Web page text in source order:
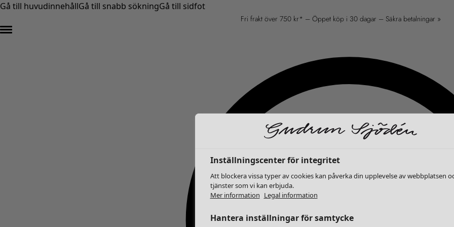
Gå till huvudinnehållGå till snabb sökningGå till sidfot
Fri frakt över 750 kr* – Öppet köp i 30 dagar – Säkra betalningar »
Inställningscenter för integritet
Att blockera vissa typer av cookies kan påverka din upplevelse av webbplatsen
tjänster som vi kan erbjuda.
Mer information Legal information
Hantera inställningar för samtycke